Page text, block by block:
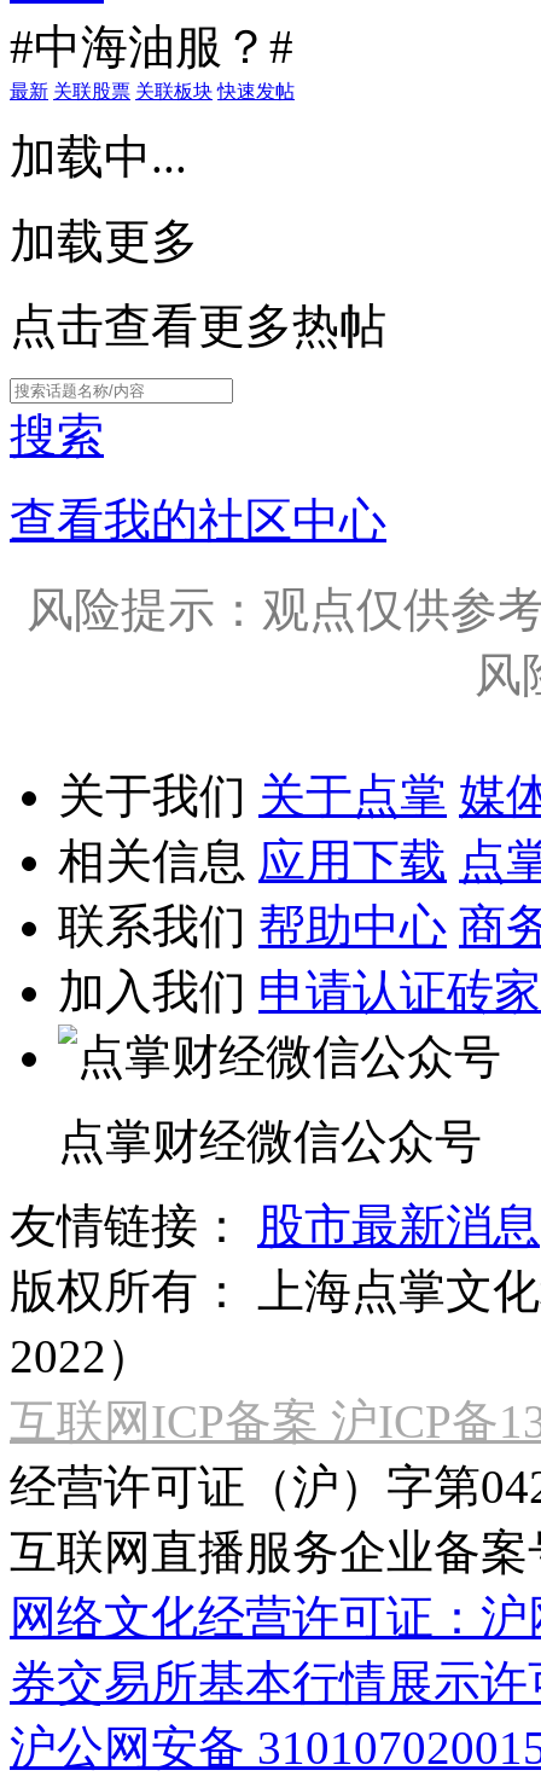
#中海油服？#
最新 关联股票 关联板块 快速发帖
加载中...
加载更多
点击查看更多热帖
搜索
查看我的社区中心
风险提示：观点仅供参
风
关于我们 关于点掌 媒
相关信息 应用下载 点
联系我们 帮助中心 商
加入我们 申请认证砖家
点掌财经微信公众号
友情链接：
股市最新消息
版权所有：
上海点掌文
2022）
互联网ICP备案 沪ICP备
经营许可证（沪）字第
互联网直播服务企业备案
网络文化经营许可证：
券交易所基本行情展示许
沪公网安备